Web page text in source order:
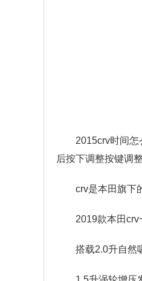
2015crv时间怎
后按下调整按键调
crv是本田旗下
2019款本田crv
搭载2.0升自然